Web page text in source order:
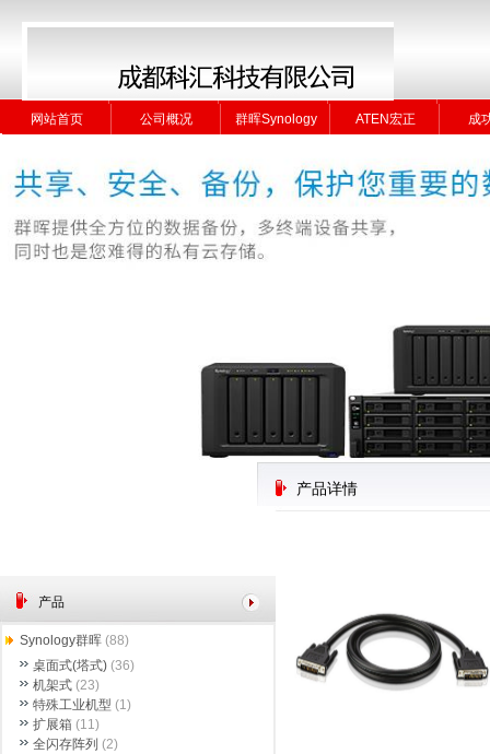
网站首页 公司概况 群晖Synology ATEN宏正 成
网站首页 公司概况 群晖Synology ATEN宏正 成
产品详情
产品
Synology群晖 (88)
桌面式(塔式) (36)
机架式 (23)
特殊工业机型 (1)
扩展箱 (11)
全闪存阵列 (2)